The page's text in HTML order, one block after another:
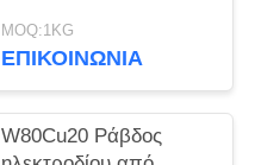
MOQ:1KG
ΕΠΙΚΟΙΝΩΝΊΑ
W80Cu20 Ράβδος